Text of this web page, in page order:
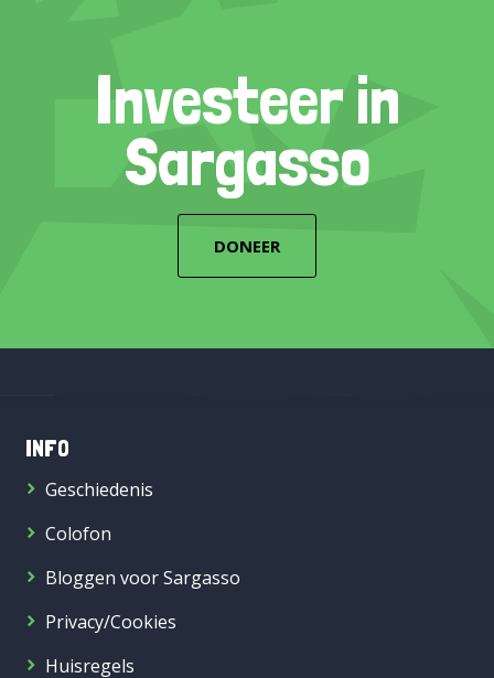
Investeer in
Sargasso
DONEER
INFO
Geschiedenis
Colofon
Bloggen voor Sargasso
Privacy/Cookies
Huisregels